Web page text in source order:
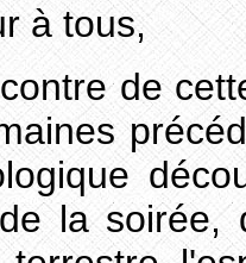
à tous,
de
la soirée,